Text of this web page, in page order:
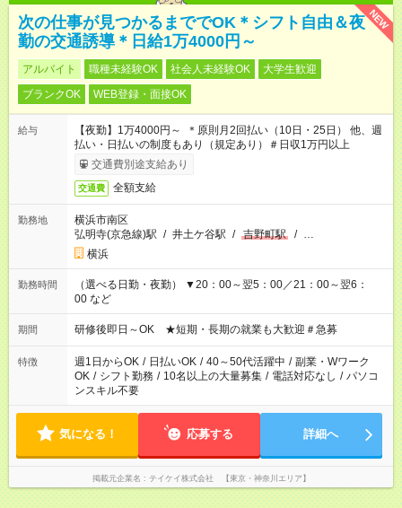
NEW
次の仕事が見つかるまででOK＊シフト自由＆夜
勤の交通誘導＊日給1万4000円～
アルバイト 職種未経験OK 社会人未経験OK
大学生歓迎
ブランクOK
WEB登録・面接OK
給与
【夜勤】1万4000円～ ＊原則月2回払い（10日・25日） 他、週
払い・日払いの制度もあり（規定あり）＃日収1万円以上
交通費別途支給あり
交通費 全額支給
勤務地
横浜市南区
弘明寺(京急線)駅 / 井土ケ谷駅 / 吉野町駅 / …
横浜
勤務時間
（選べる日勤・夜勤） ▼20：00～翌5：00／21：00～翌6：
00 など
期間 研修後即日～OK ★短期・長期の就業も大歓迎＃急募
特徴 週1日からOK / 日払いOK / 40～50代活躍中 / 副業・Wワーク
OK / シフト勤務 / 10名以上の大量募集 / 電話対応なし / パソコ
ンスキル不要
気になる！ 応募する 詳細へ
掲載元企業名 テイケイ株式会社 【東京・神奈川エリア】